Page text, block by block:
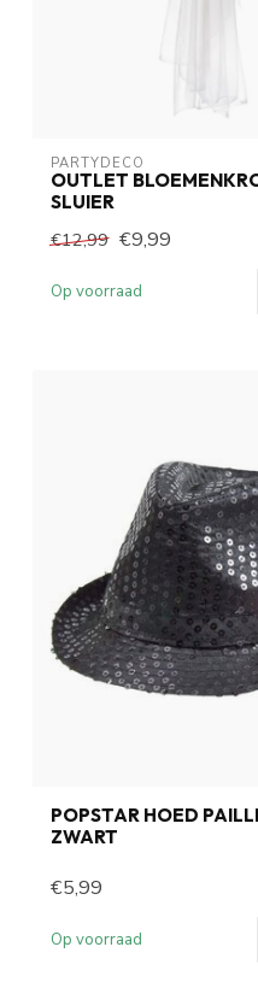
PARTYDECO
OUTLET
SLUIER
€12,99 €9,99
Op voorraad
POPSTAR HOED
ZWART
€5,99
Op voorraad